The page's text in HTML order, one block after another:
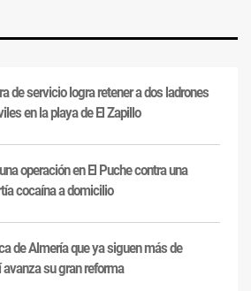
de servicio logra retener a dos ladrones
en la playa de El Zapillo
operación en El Puche contra una
cocaína a domicilio
de Almería que ya siguen más de
su gran reforma